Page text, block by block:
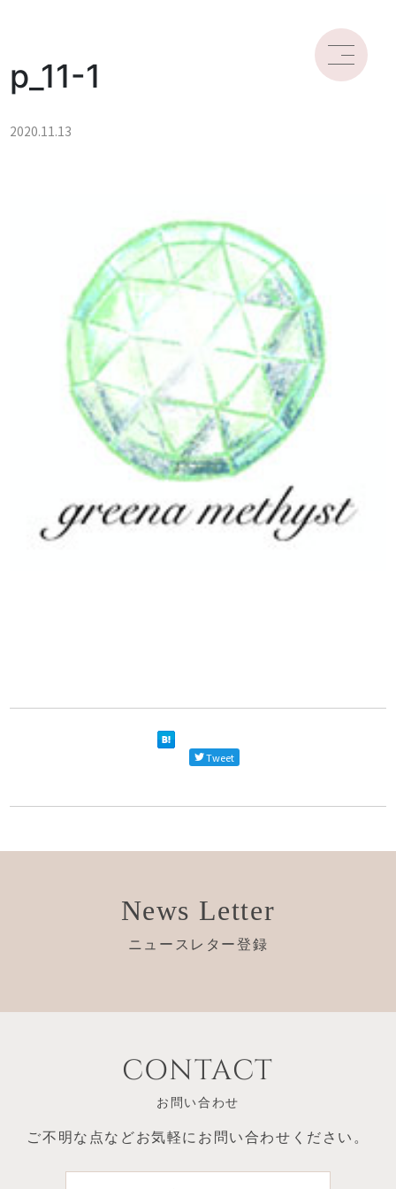
p_11-1
2020.11.13
Tweet
News Letter
ニュースレター登録
CONTACT
お問い合わせ
ご不明な点などお気軽にお問い合わせください。